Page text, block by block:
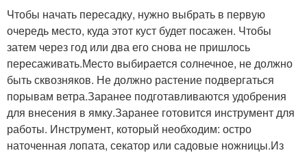
Чтобы начать пересадку, нужно выбрать в первую
очередь место, куда этот куст будет посажен. Чтобы
затем через год или два его снова не пришлось
пересаживать.Место выбирается солнечное, не должно
быть сквозняков. Не должно растение подвергаться
порывам ветра.Заранее подготавливаются удобрения
для внесения в ямку.Заранее готовится инструмент для
работы. Инструмент, который необходим: остро
наточенная лопата, секатор или садовые ножницы.Из